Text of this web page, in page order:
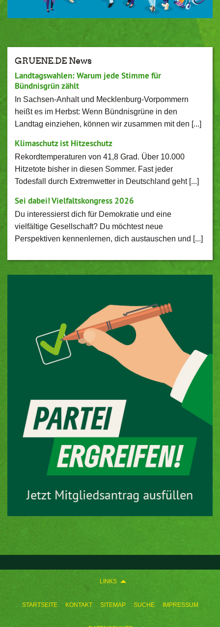
LINKS
STARTSEITE KONTAKT SITEMAP SUCHE IMPRESSUM
GRUENE.DE News
Landtagswahlen: Warum jede Stimme für
Bündnisgrün zählt
In Sachsen-Anhalt und Mecklenburg-Vorpommern
heißt es im Herbst: Wenn Bündnisgrüne in den
Landtag einziehen, können wir zusammen mit den [...]
Klimaschutz ist Hitzeschutz
Rekordtemperaturen von 41,8 Grad. Über 10.000
Hitzetote bisher in diesen Sommer. Fast jeder
Todesfall durch Extremwetter in Deutschland geht [...]
Sei dabei! Vielfaltskongress 2026
Du interessierst dich für Demokratie und eine
vielfältige Gesellschaft? Du möchtest neue
Perspektiven kennenlernen, dich austauschen und [...]